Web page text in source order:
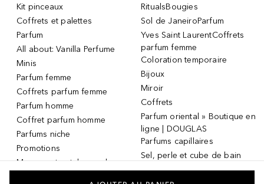
Kit pinceaux
Coffrets et palettes
Parfum
All about: Vanilla Perfume
Minis
Parfum femme
Coffrets parfum femme
Parfum homme
Coffret parfum homme
Parfums niche
Promotions
Masque et patch pour les
RitualsBougies
Sol de JaneiroParfum
Yves Saint LaurentCoffrets
parfum femme
Coloration temporaire
Bijoux
Miroir
Coffrets
Parfum oriental » Boutique en
ligne | DOUGLAS
Parfums capillaires
Sel, perle et cube de bain
Dermaroller